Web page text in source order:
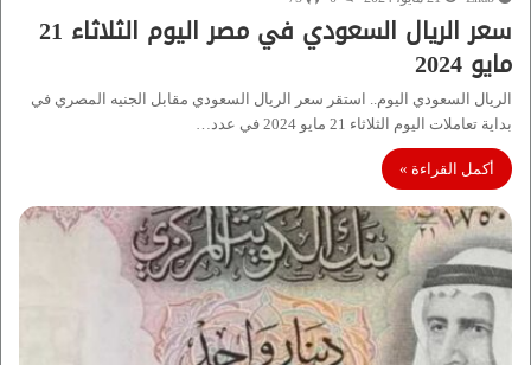
سعر الريال السعودي في مصر اليوم الثلاثاء 21
مايو 2024
الريال السعودي اليوم.. استقر سعر الريال السعودي مقابل الجنيه المصري في
بداية تعاملات اليوم الثلاثاء 21 مايو 2024 في عدد…
أكمل القراءة »